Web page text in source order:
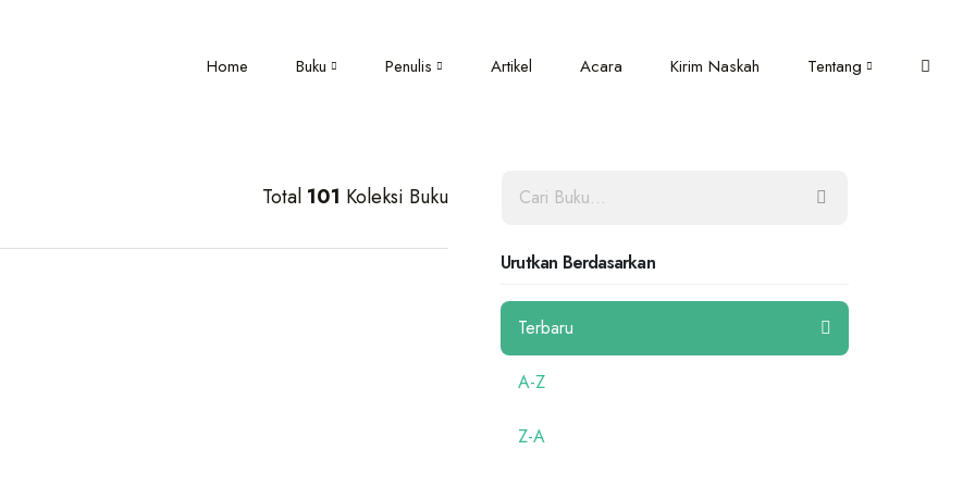
Home Buku Penulis Artikel Acara Kirim Naskah Tentang
Total 101 Koleksi Buku
Urutkan Berdasarkan
Terbaru
A-Z
Z-A